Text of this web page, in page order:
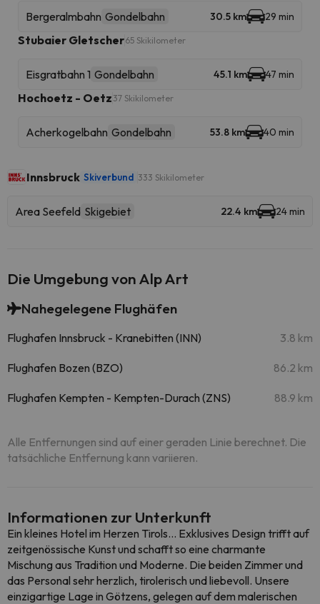
Bergeralmbahn Gondelbahn 30.5 km 29 min
Stubaier Gletscher65 Skikilometer
Eisgratbahn 1 Gondelbahn 45.1 km 47 min
Hochoetz - Oetz 37 Skikilometer
Acherkogelbahn Gondelbahn 53.8 km 40 min
Innsbruck Skiverbund 333 Skikilometer
Area Seefeld Skigebiet 22.4 km 24 min
Die Umgebung von Alp Art
Nahegelegene Flughäfen
Flughafen Innsbruck - Kranebitten (INN) 3.8 km
Flughafen Bozen (BZO) 86.2 km
Flughafen Kempten - Kempten-Durach (ZNS) 88.9 km
Alle Entfernungen sind auf einer geraden Linie berechnet. Die
tatsächliche Entfernung kann variieren.
Informationen zur Unterkunft
Ein kleines Hotel im Herzen Tirols... Exklusives Design trifft auf
zeitgenössische Kunst und schafft so eine charmante
Mischung aus Tradition und Moderne. Die beiden Zimmer und
das Personal sehr herzlich, tirolerisch und liebevoll. Unsere
einzigartige Lage in Götzens, gelegen auf dem malerischen